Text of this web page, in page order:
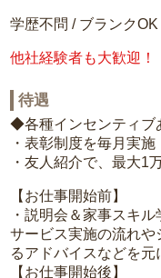
学歴不問 / ブランク
他社経験者も大歓迎！
待遇
◆各種インセンティブ
・表彰制度を毎月実
・友人紹介で、最大1
【お仕事開始前】
・説明会＆家事スキル
サービス実施の流れ
るアドバイスなどを元
【お仕事開始後】